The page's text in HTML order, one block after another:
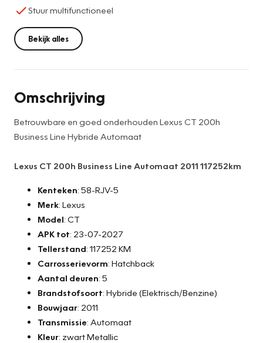
Stuur multifunctioneel
Bekijk alles
Omschrijving
Betrouwbare en goed onderhouden Lexus CT 200h
Business Line Hybride Automaat
Lexus CT 200h Business Line Automaat 2011 117252km
Kenteken: 58-RJV-5
Merk: Lexus
Model: CT
APK tot: 23-07-2027
Tellerstand: 117252 KM
Carrosserievorm: Hatchback
Aantal deuren: 5
Brandstofsoort: Hybride (Elektrisch/Benzine)
Bouwjaar: 2011
Transmissie: Automaat
Kleur: zwart Metallic